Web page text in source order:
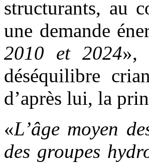
structurants, au
une demande
2010 et 2024»,
déséquilibre
d’après lui, la
«L’âge moyen
des groupes